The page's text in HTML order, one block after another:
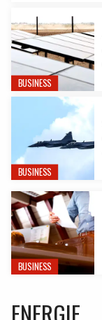
BUSINESS
BUSINESS
BUSINESS
ENERGIE